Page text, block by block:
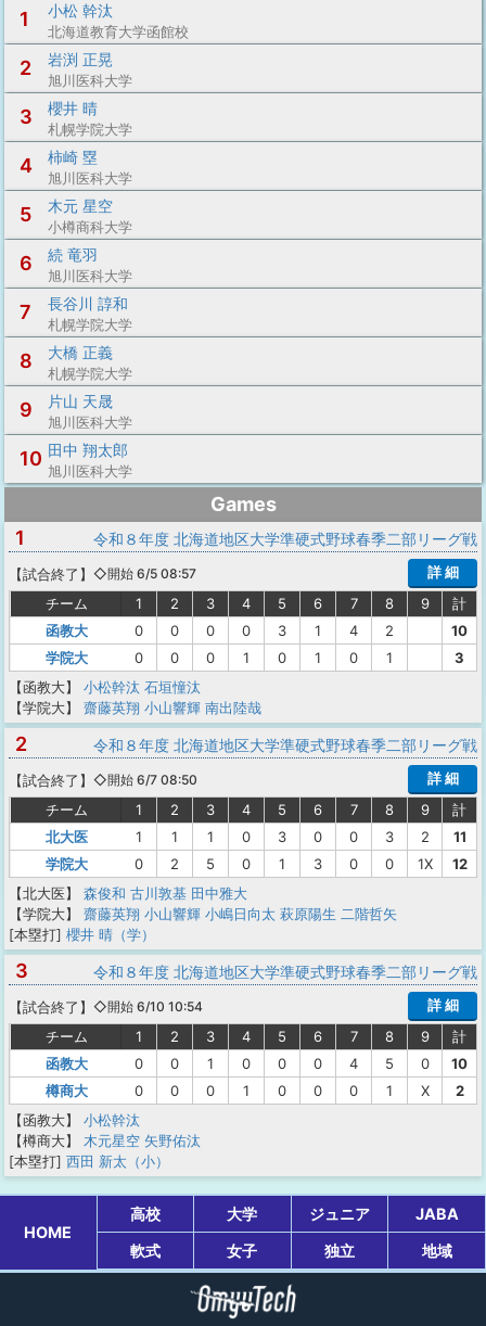
1
小松 幹汰
北海道教育大学函館校
2 岩渕 正晃
旭川医科大学
3 櫻井 晴
札幌学院大学
4 柿崎 塁
旭川医科大学
5 木元 星空
小樽商科大学
6 続 竜羽
旭川医科大学
7 長谷川 諄和
札幌学院大学
8 大橋 正義
札幌学院大学
9 片山 天晟
旭川医科大学
10 田中 翔太郎
旭川医科大学
Games
1
令和８年度 北海道地区大学準硬式野球春季二部リーグ戦
【試合終了 】 ◇開始 6/5 08:57
詳 細
チーム
1 2 3 4 5 6 7 8 9
計
函教大
0 0 0 0 3 1 4 2
10
学院大
0 0 0 1 0 1 0 1
3
【函教大】
小松幹汰 石垣憧汰
【学院大】
齋藤英翔 小山響輝 南出陸哉
2 令和８年度 北海道地区大学準硬式野球春季二部リーグ戦
【試合終了 】 ◇開始 6/7 08:50
詳 細
チーム
1 2 3 4 5 6 7 8 9
計
北大医
1 1 1 0 3 0 0 3 2
11
学院大
0 2 5 0 1 3 0 0 1X
12
【北大医】
森俊和 古川敦基 田中雅大
【学院大】
齋藤英翔 小山響輝 小嶋日向太 萩原陽生 二階哲矢
[本塁打] 櫻井 晴（学）
3 令和８年度 北海道地区大学準硬式野球春季二部リーグ戦
【試合終了 】 ◇開始 6/10 10:54
詳 細
チーム
1 2 3 4 5 6 7 8 9
計
函教大
0 0 1 0 0 0 4 5 0
10
樽商大
0 0 0 1 0 0 0 1 X
2
【函教大】
小松幹汰
【樽商大】
木元星空 矢野佑汰
[本塁打] 西田 新太（小）
HOME
高校 大学 ジュニア
JABA
軟式
女子 独立 地域